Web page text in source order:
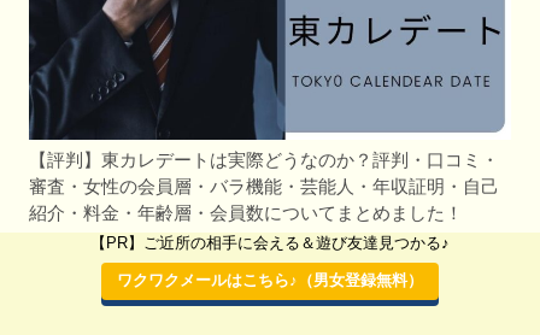
【評判】東カレデートは実際どうなのか？評判・口コミ・
審査・女性の会員層・バラ機能・芸能人・年収証明・自己
紹介・料金・年齢層・会員数についてまとめました！
【PR】ご近所の相手に会える＆遊び友達見つかる♪
ワクワクメールはこちら♪（男女登録無料）